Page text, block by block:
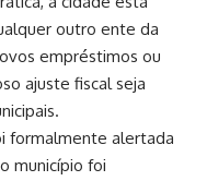
outro ente da
empréstimos ou
ajuste fiscal seja
formalmente alertada
município foi